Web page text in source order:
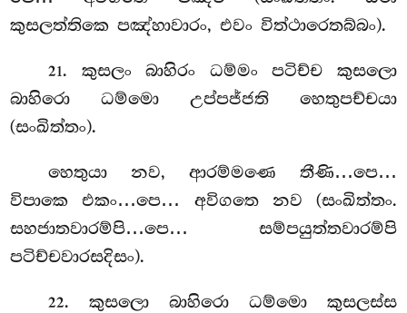
කුසලත්තිකෙ පඤ්හාවාරං, එවං විත්ථාරෙතබ්බං).
21. කුසලං බාහිරං ධම්මං පටිච්ච කුසලො
බාහිරො ධම්මො උප්පජ්ජති හෙතුපච්චයා
(සංඛිත්තං).
හෙතුයා නව, ආරම්මණෙ තීණි…පෙ…
විපාකෙ එකං…පෙ… අවිගතෙ නව (සංඛිත්තං.
සහජාතවාරම්පි…පෙ… සම්පයුත්තවාරම්පි
පටිච්චවාරසදිසං).
22. කුසලො බාහිරො ධම්මො කුසලස්ස